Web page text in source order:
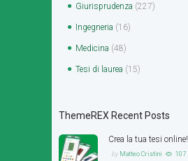
Giurisprudenza (227)
Ingegneria (16)
Medicina (48)
Tesi di laurea (15)
ThemeREX Recent Posts
Crea la tua tesi online!
by Matteo Cristini 107